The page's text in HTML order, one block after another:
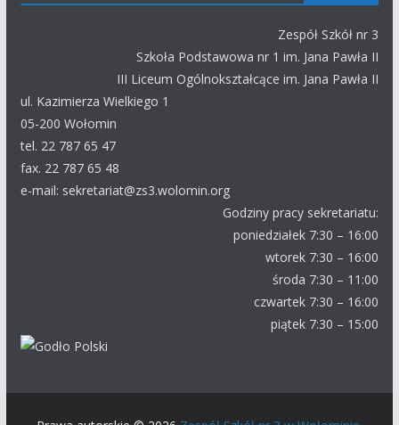
Zespół Szkół nr 3
Szkoła Podstawowa nr 1 im. Jana Pawła II
III Liceum Ogólnokształcące im. Jana Pawła II
ul. Kazimierza Wielkiego 1
05-200 Wołomin
tel. 22 787 65 47
fax. 22 787 65 48
e-mail: sekretariat@zs3.wolomin.org
Godziny pracy sekretariatu:
poniedziałek 7:30 – 16:00
wtorek 7:30 – 16:00
środa 7:30 – 11:00
czwartek 7:30 – 16:00
piątek 7:30 – 15:00